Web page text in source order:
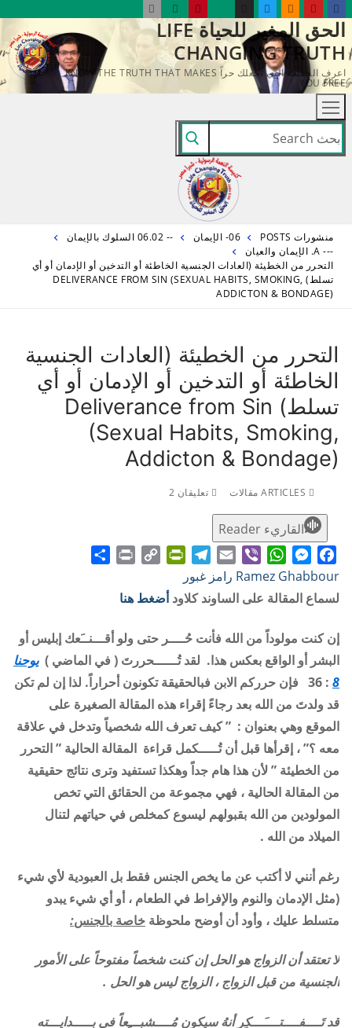
التجاوز
إلى
المحتوى
الحق المغير للحياة LIFE
CHANGING TRUTH
اعرف الحقيقة التي تجعلك حراً KNOW THE TRUTH THAT MAKES
YOU FREE
البحث
عن:
منشورات POSTS 06- الإيمان
-- 06.02 السلوك بالإيمان
--- A. الإيمان والعيان
التحرر من الخطيئة (العادات الجنسية الخاطئة أو التدخين أو الإدمان أو أي
تسلط) DELIVERANCE FROM SIN (SEXUAL HABITS, SMOKING,
ADDICTON & BONDAGE)
التحرر من الخطيئة (العادات الجنسية
الخاطئة أو التدخين أو الإدمان أو أي
تسلط) Deliverance from Sin
(Sexual Habits, Smoking,
Addicton & Bondage)
تعليقان 2
القاريء Reader
Facebook
Messenger
WhatsApp
Viber
Email
Telegram
Link
Ramez Ghabbour رامز غبور
لسماع المقالة على الساوند كلاودأضغط هنا
إن كنت مولوداً من الله فأنت حُــــر حتى ولو أقـــنــَعك إبليس أو
البشر أو الواقع بعكس هذا. لقد تُــــــحررتَ ( في الماضي )يوحنا
8
: 36
فإن حرركم الابن فبالحقيقة تكونون أحراراً. لذا إن لم تكن
قد ولدتَ من الله بعد رجاءً إقراء هذه المقالة الصغيرة على
الموقع وهي بعنوان : ” كيف تعرف الله شخصياً وتدخل في علاقة
معه ؟” ، إقرأها قبل أن تُـــــكمل قراءة المقالة الحالية ” التحرر
من الخطيئة ” لأن هذا هام جداً وهكذا تستفيد وترى نتائج حقيقية
من المقالة الحالية ، فهي مجموعة من الحقائق التي تخص
المولودين من الله بقبولهم ليسوع كمخلص في حياتهم لتنال
الميلاد من الله .
رغم أنني لا أكتب عن ما يخص الجنس فقط بل العبودية لأي شيء
(مثل الإدمان والنوم والإفراط في الطعام ، أو أي شيء يبدو
متسلط عليك ، وأود أن أوضح ملحوظة خاصة بالجنس:
لا تعتقد أن الزواج هو الحل إن كنت شخصاً مفتوحاً على الأمور
الجنسية من قبل الزواج،الزواج ليس هو الحل .
قد تَــــفــــتــــَـــكِر أنهُ سيكون مُــــشبـــِعاً في بـــــدايـــته